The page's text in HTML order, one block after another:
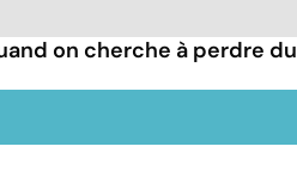
on cherche à perdre du